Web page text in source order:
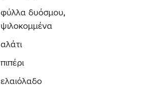
φύλλα δυόσμου,
ψιλοκομμένα
αλάτι
πιπέρι
ελαιόλαδο